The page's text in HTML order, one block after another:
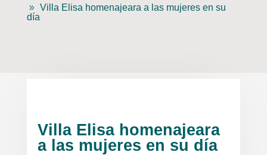
Villa Elisa homenajeara a las mujeres en su
día
Villa Elisa homenajeara
a las mujeres en su día